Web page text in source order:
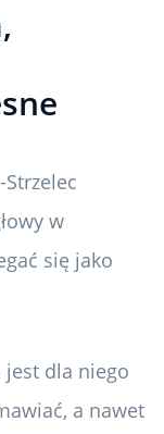
w
się jako
jest dla niego
a nawet